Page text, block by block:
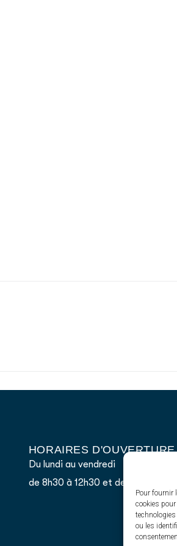
Pour fournir
cookies
ou les
HORAIRES D'OUVERTURE
Du lundi au vendredi
de 8h30 à 12h30 et de 13h45 à